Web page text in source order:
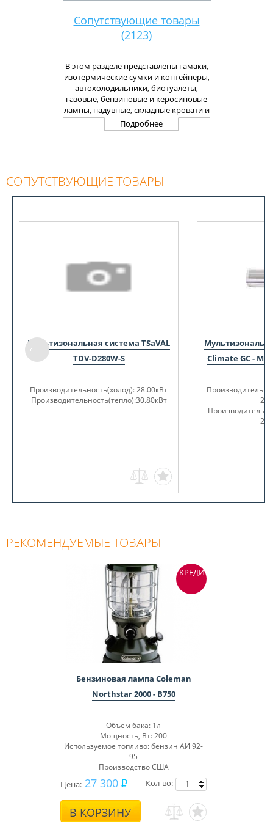
Сопутствующие товары
(2123)
В этом разделе представлены гамаки,
изотермические сумки и контейнеры,
автохолодильники, биотуалеты,
газовые, бензиновые и керосиновые
лампы, надувные, складные кровати и
другая складная мебель, термосы и
многие другие полезные для туризма
Подробнее
СОПУТСТВУЮЩИЕ ТОВАРЫ
Мультизональная система TSaVAL
TDV-D280W-S
Производительность(холод): 28.00кВт
Производительность(тепло):30.80кВт
Climate GC -
2,2
2,5
РЕКОМЕНДУЕМЫЕ ТОВАРЫ
Бензиновая лампа Coleman
Northstar 2000 - B750
Объем бака: 1л
Мощность, Вт: 200
Используемое топливо: бензин АИ 92-
95
Производство США
Цена: 27 300
В КОРЗИНУ
Кол-во:
КРЕДИТ